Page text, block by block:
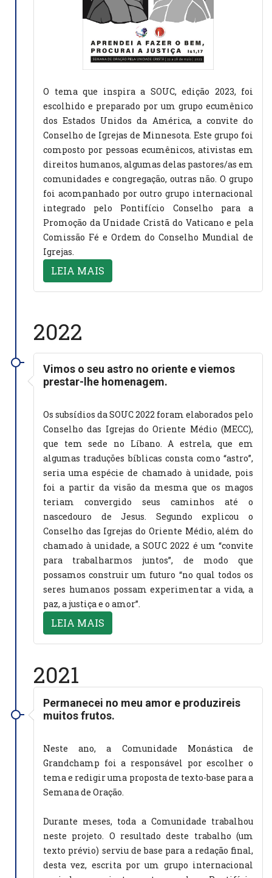
O tema que inspira a SOUC, edição 2023, foi
escolhido e preparado por um grupo ecumênico
dos Estados Unidos da América, a convite do
Conselho de Igrejas de Minnesota. Este grupo foi
composto por pessoas ecumênicos, ativistas em
direitos humanos, algumas delas pastores/as em
comunidades e congregação, outras não. O grupo
foi acompanhado por outro grupo internacional
integrado pelo Pontifício Conselho para a
Promoção da Unidade Cristã do Vaticano e pela
Comissão Fé e Ordem do Conselho Mundial de
Igrejas.
LEIA MAIS
2022
Vimos o seu astro no oriente e viemos
prestar-lhe homenagem.
Os subsídios da SOUC 2022 foram elaborados pelo
Conselho das Igrejas do Oriente Médio (MECC),
que tem sede no Líbano. A estrela, que em
algumas traduções bíblicas consta como “astro”,
seria uma espécie de chamado à unidade, pois
foi a partir da visão da mesma que os magos
teriam convergido seus caminhos até o
nascedouro de Jesus. Segundo explicou o
Conselho das Igrejas do Oriente Médio, além do
chamado à unidade, a SOUC 2022 é um “convite
para trabalharmos juntos”, de modo que
possamos construir um futuro “no qual todos os
seres humanos possam experimentar a vida, a
paz, a justiça e o amor”.
LEIA MAIS
2021
Permanecei no meu amor e produzireis
muitos frutos.
Neste ano, a Comunidade Monástica de
Grandchamp foi a responsável por escolher o
tema e redigir uma proposta de texto-base para a
Semana de Oração.
Durante meses, toda a Comunidade trabalhou
neste projeto. O resultado deste trabalho (um
texto prévio) serviu de base para a redação final,
desta vez, escrita por um grupo internacional